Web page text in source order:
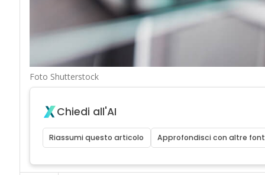
Foto Shutterstock
Chiedi all'AI
Riassumi questo articolo Approfondisci con altre